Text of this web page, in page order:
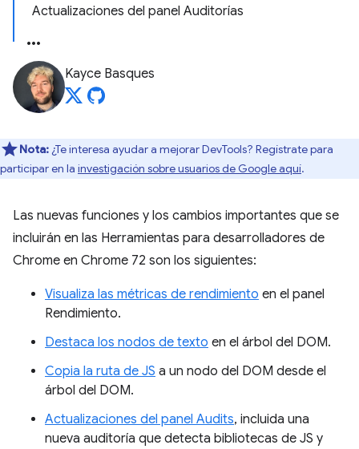
Actualizaciones del panel Auditorías
Kayce Basques
Nota: ¿Te interesa ayudar a mejorar DevTools? Regístrate para
participar en la investigación sobre usuarios de Google aquí.
Las nuevas funciones y los cambios importantes que se
incluirán en las Herramientas para desarrolladores de
Chrome en Chrome 72 son los siguientes:
Visualiza las métricas de rendimiento en el panel
Rendimiento.
Destaca los nodos de texto en el árbol del DOM.
Copia la ruta de JS a un nodo del DOM desde el
árbol del DOM.
Actualizaciones del panel Audits, incluida una
nueva auditoría que detecta bibliotecas de JS y